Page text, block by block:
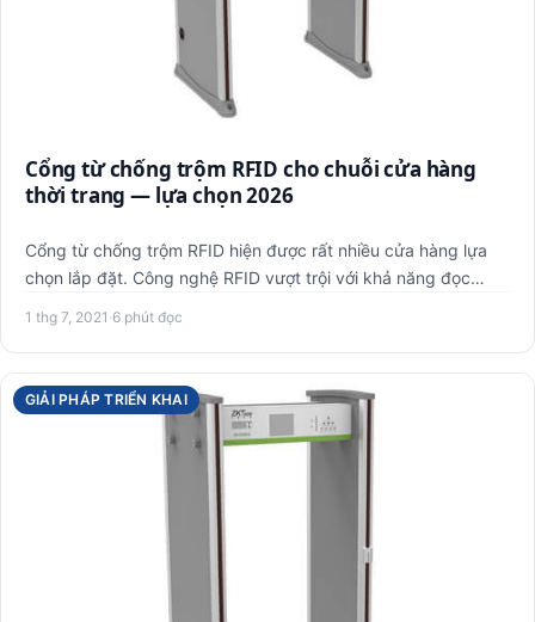
Cổng từ chống trộm RFID cho chuỗi cửa hàng
thời trang — lựa chọn 2026
Cổng từ chống trộm RFID hiện được rất nhiều cửa hàng lựa
chọn lắp đặt. Công nghệ RFID vượt trội với khả năng đọc
1 thg 7, 2021 ·6 phút đọc
GIẢI PHÁP TRIỂN KHAI